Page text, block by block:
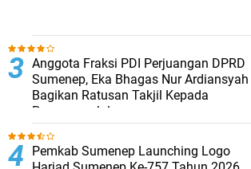
Anggota Fraksi PDI Perjuangan DPRD
Sumenep, Eka Bhagas Nur Ardiansyah
Bagikan Ratusan Takjil Kepada
Pengguna Jalan
Pemkab Sumenep Launching Logo